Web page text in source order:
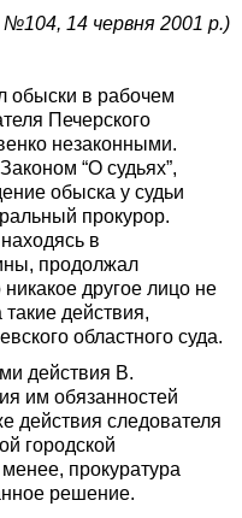
№104, 14 червня 2001 р.)
обыски в рабочем
Печерского
незаконными.
“О судьях”,
обыска у судьи
прокурор.
в
продолжал
другое лицо не
действия,
областного суда.
действия В.
им обязанностей
действия следователя
городской
прокуратура
решение.